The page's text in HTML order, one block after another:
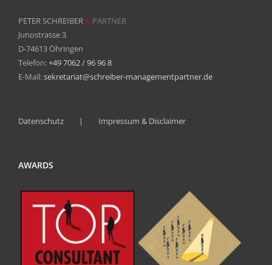
PETER SCHREIBER& PARTNER
Junostrasse 3
D-74613 Öhringen
Telefon:+49 7062 / 96 96 8
E-Mail:sekretariat@schreiber-managementpartner.de
Datenschutz Impressum & Disclaimer
AWARDS